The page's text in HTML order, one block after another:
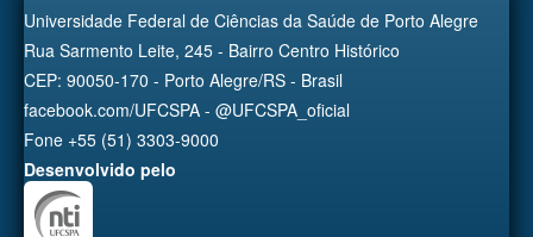
Universidade Federal de Ciências da Saúde de Porto Alegre
Rua Sarmento Leite, 245 - Bairro Centro Histórico
CEP: 90050-170 - Porto Alegre/RS - Brasil
facebook.com/UFCSPA - @UFCSPA_oficial
Fone +55 (51) 3303-9000
Desenvolvido pelo